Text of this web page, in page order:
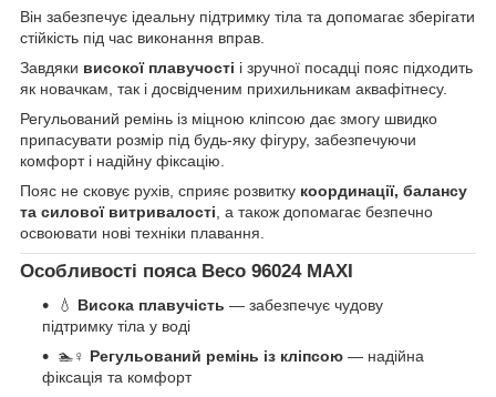
Він забезпечує ідеальну підтримку тіла та допомагає зберігати
стійкість під час виконання вправ.
Завдяки високої плавучості і зручної посадці пояс підходить
як новачкам, так і досвідченим прихильникам аквафітнесу.
Регульований ремінь із міцною кліпсою дає змогу швидко
припасувати розмір під будь-яку фігуру, забезпечуючи
комфорт і надійну фіксацію.
Пояс не сковує рухів, сприяє розвитку координації, балансу
та силової витривалості, а також допомагає безпечно
освоювати нові техніки плавання.
Особливості пояса Beco 96024 MAXI
💧 Висока плавучість — забезпечує чудову
підтримку тіла у воді
🏊♀️ Регульований ремінь із кліпсою — надійна
фіксація та комфорт